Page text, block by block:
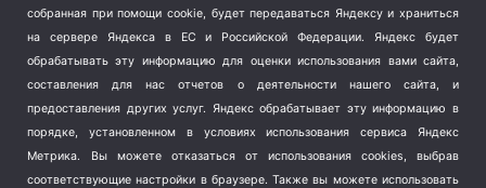
Школа и спорт (2)
Экология (8)
Экономика (1172)
собранная при помощи cookie, будет передаваться Яндексу и храниться
на сервере Яндекса в ЕС и Российской Федерации. Яндекс будет
обрабатывать эту информацию для оценки использования вами сайта,
составления для нас отчетов о деятельности нашего сайта, и
предоставления других услуг. Яндекс обрабатывает эту информацию в
порядке, установленном в условиях использования сервиса Яндекс
Метрика.
Вы можете отказаться от использования cookies, выбрав
соответствующие настройки в браузере. Также вы можете использовать